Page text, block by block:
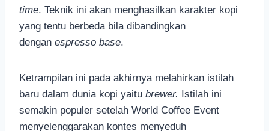
time. Teknik ini akan menghasilkan karakter kopi
yang tentu berbeda bila dibandingkan
dengan espresso base.
Ketrampilan ini pada akhirnya melahirkan istilah
baru dalam dunia kopi yaitu brewer. Istilah ini
semakin populer setelah World Coffee Event
menyelenggarakan kontes menyeduh